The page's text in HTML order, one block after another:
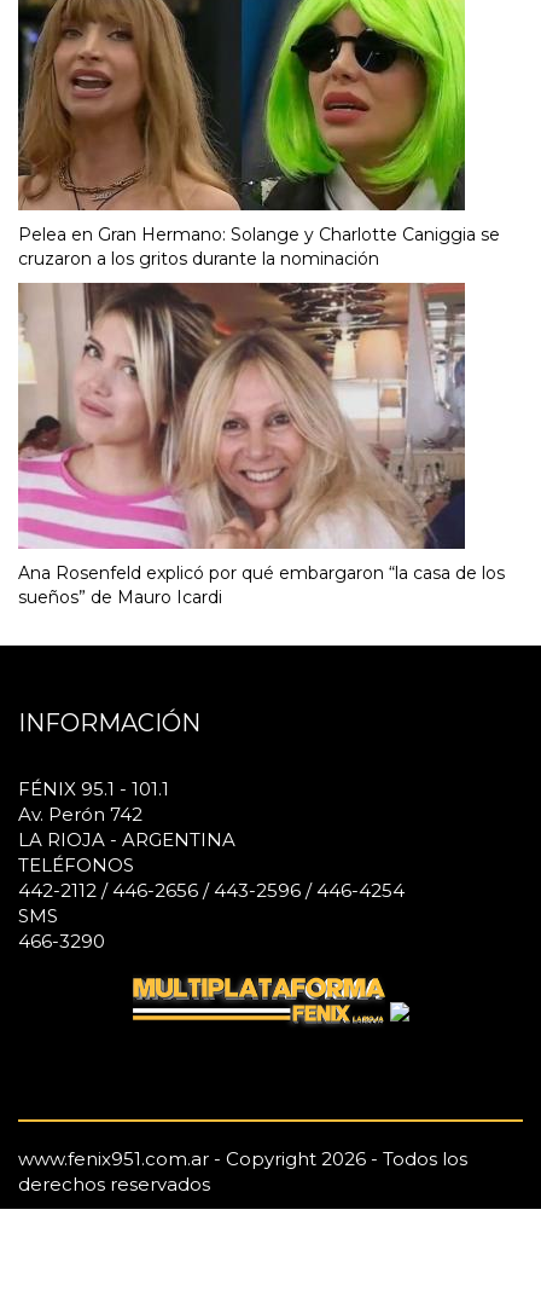
Pelea en Gran Hermano: Solange y Charlotte Caniggia se
cruzaron a los gritos durante la nominación
Ana Rosenfeld explicó por qué embargaron “la casa de los
sueños” de Mauro Icardi
INFORMACIÓN
FÉNIX 95.1 - 101.1
Av. Perón 742
LA RIOJA - ARGENTINA
TELÉFONOS
442-2112 / 446-2656 / 443-2596 / 446-4254
SMS
466-3290
www.fenix951.com.ar - Copyright 2026 - Todos los
derechos reservados